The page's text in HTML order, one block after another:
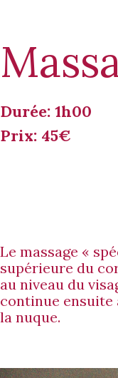
Durée: 1h00
Prix: 45€
Le massage «
supérieure du
au niveau du
continue ensuite
la nuque.